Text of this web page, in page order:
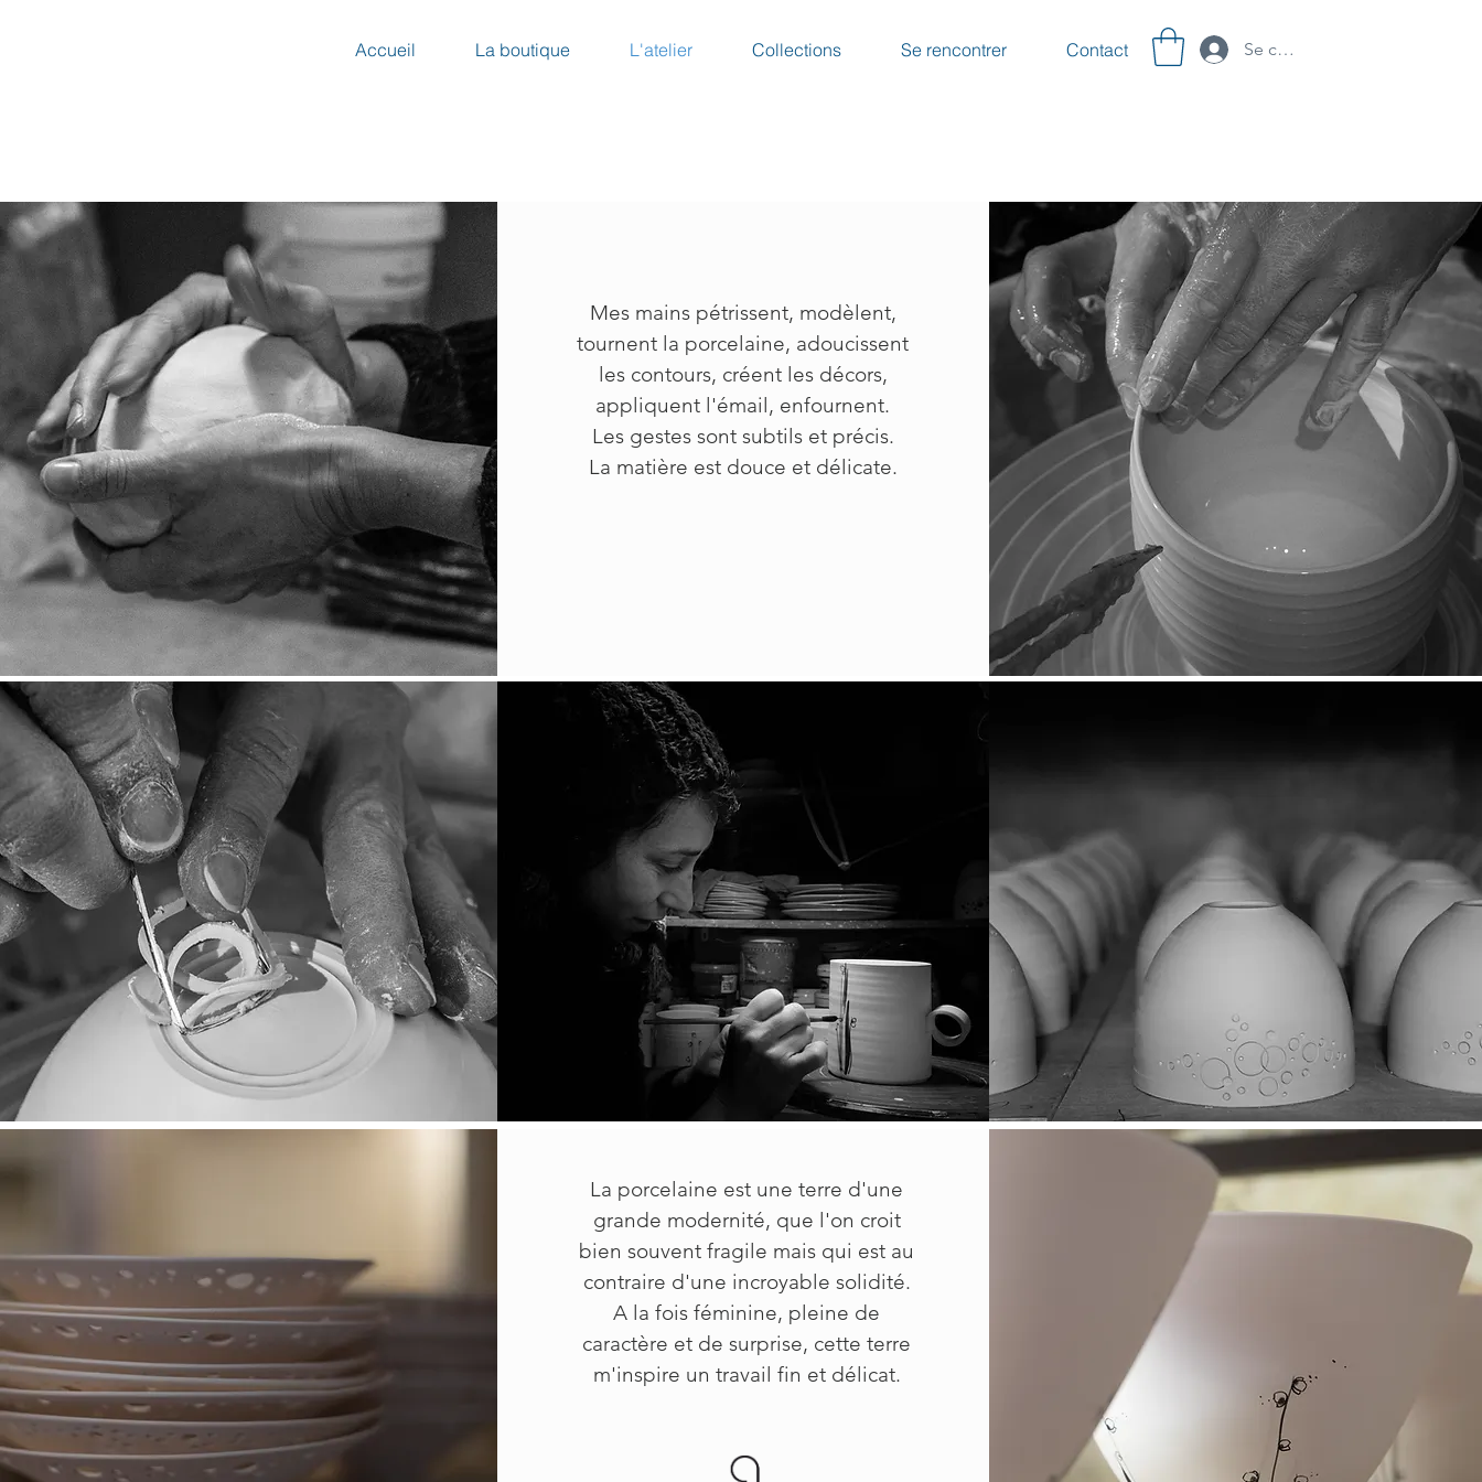
Accueil La boutique L'atelier Collections Se rencontrer Contact Se connecter
Mes mains pétrissent, modèlent,
tournent la porcelaine, adoucissent
les contours, créent les décors,
appliquent l'émail, enfournent.
Les gestes sont subtils et précis.
La matière est douce et délicate.
La porcelaine est une terre d'une
grande modernité, que l'on croit
bien souvent fragile mais qui est au
contraire d'une incroyable solidité.
A la fois féminine, pleine de
caractère et de surprise, cette terre
m'inspire un travail fin et délicat.